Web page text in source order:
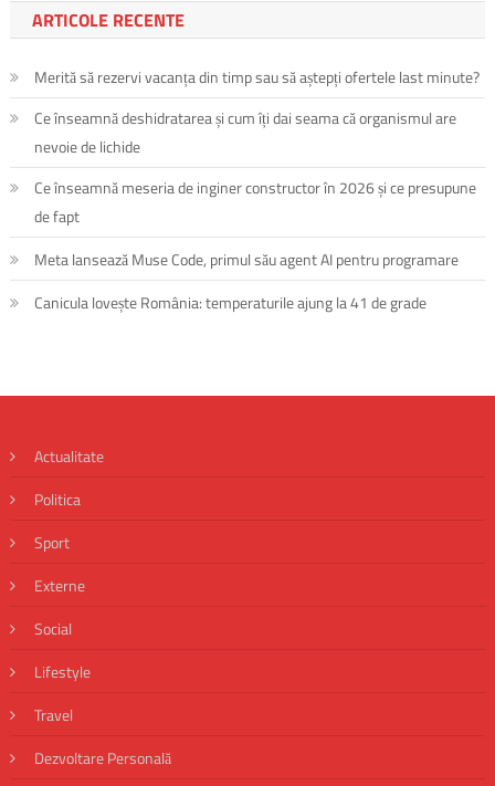
ARTICOLE RECENTE
Merită să rezervi vacanța din timp sau să aștepți ofertele last minute?
Ce înseamnă deshidratarea și cum îți dai seama că organismul are
nevoie de lichide
Ce înseamnă meseria de inginer constructor în 2026 și ce presupune
de fapt
Meta lansează Muse Code, primul său agent AI pentru programare
Canicula lovește România: temperaturile ajung la 41 de grade
Actualitate
Politica
Sport
Externe
Social
Lifestyle
Travel
Dezvoltare Personală